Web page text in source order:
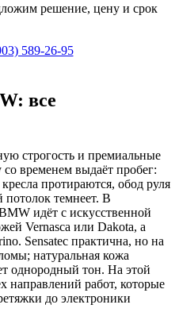
решение, цену и срок
589-26-95
: все
строгость и премиальные
временем выдаёт пробег:
протираются, обод руля
потолок темнеет. В
идёт с искусственной
Vernasca или Dakota, а
Sensatec практична, но на
натуральная кожа
однородный тон. На этой
направлений работ, которые
до электроники